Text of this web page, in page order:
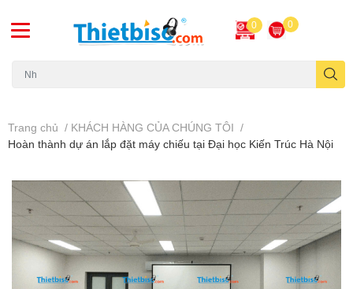
0 0
Trang chủ / KHÁCH HÀNG CỦA CHÚNG TÔI /
Hoàn thành dự án lắp đặt máy chiếu tại Đại học Kiến Trúc Hà Nội